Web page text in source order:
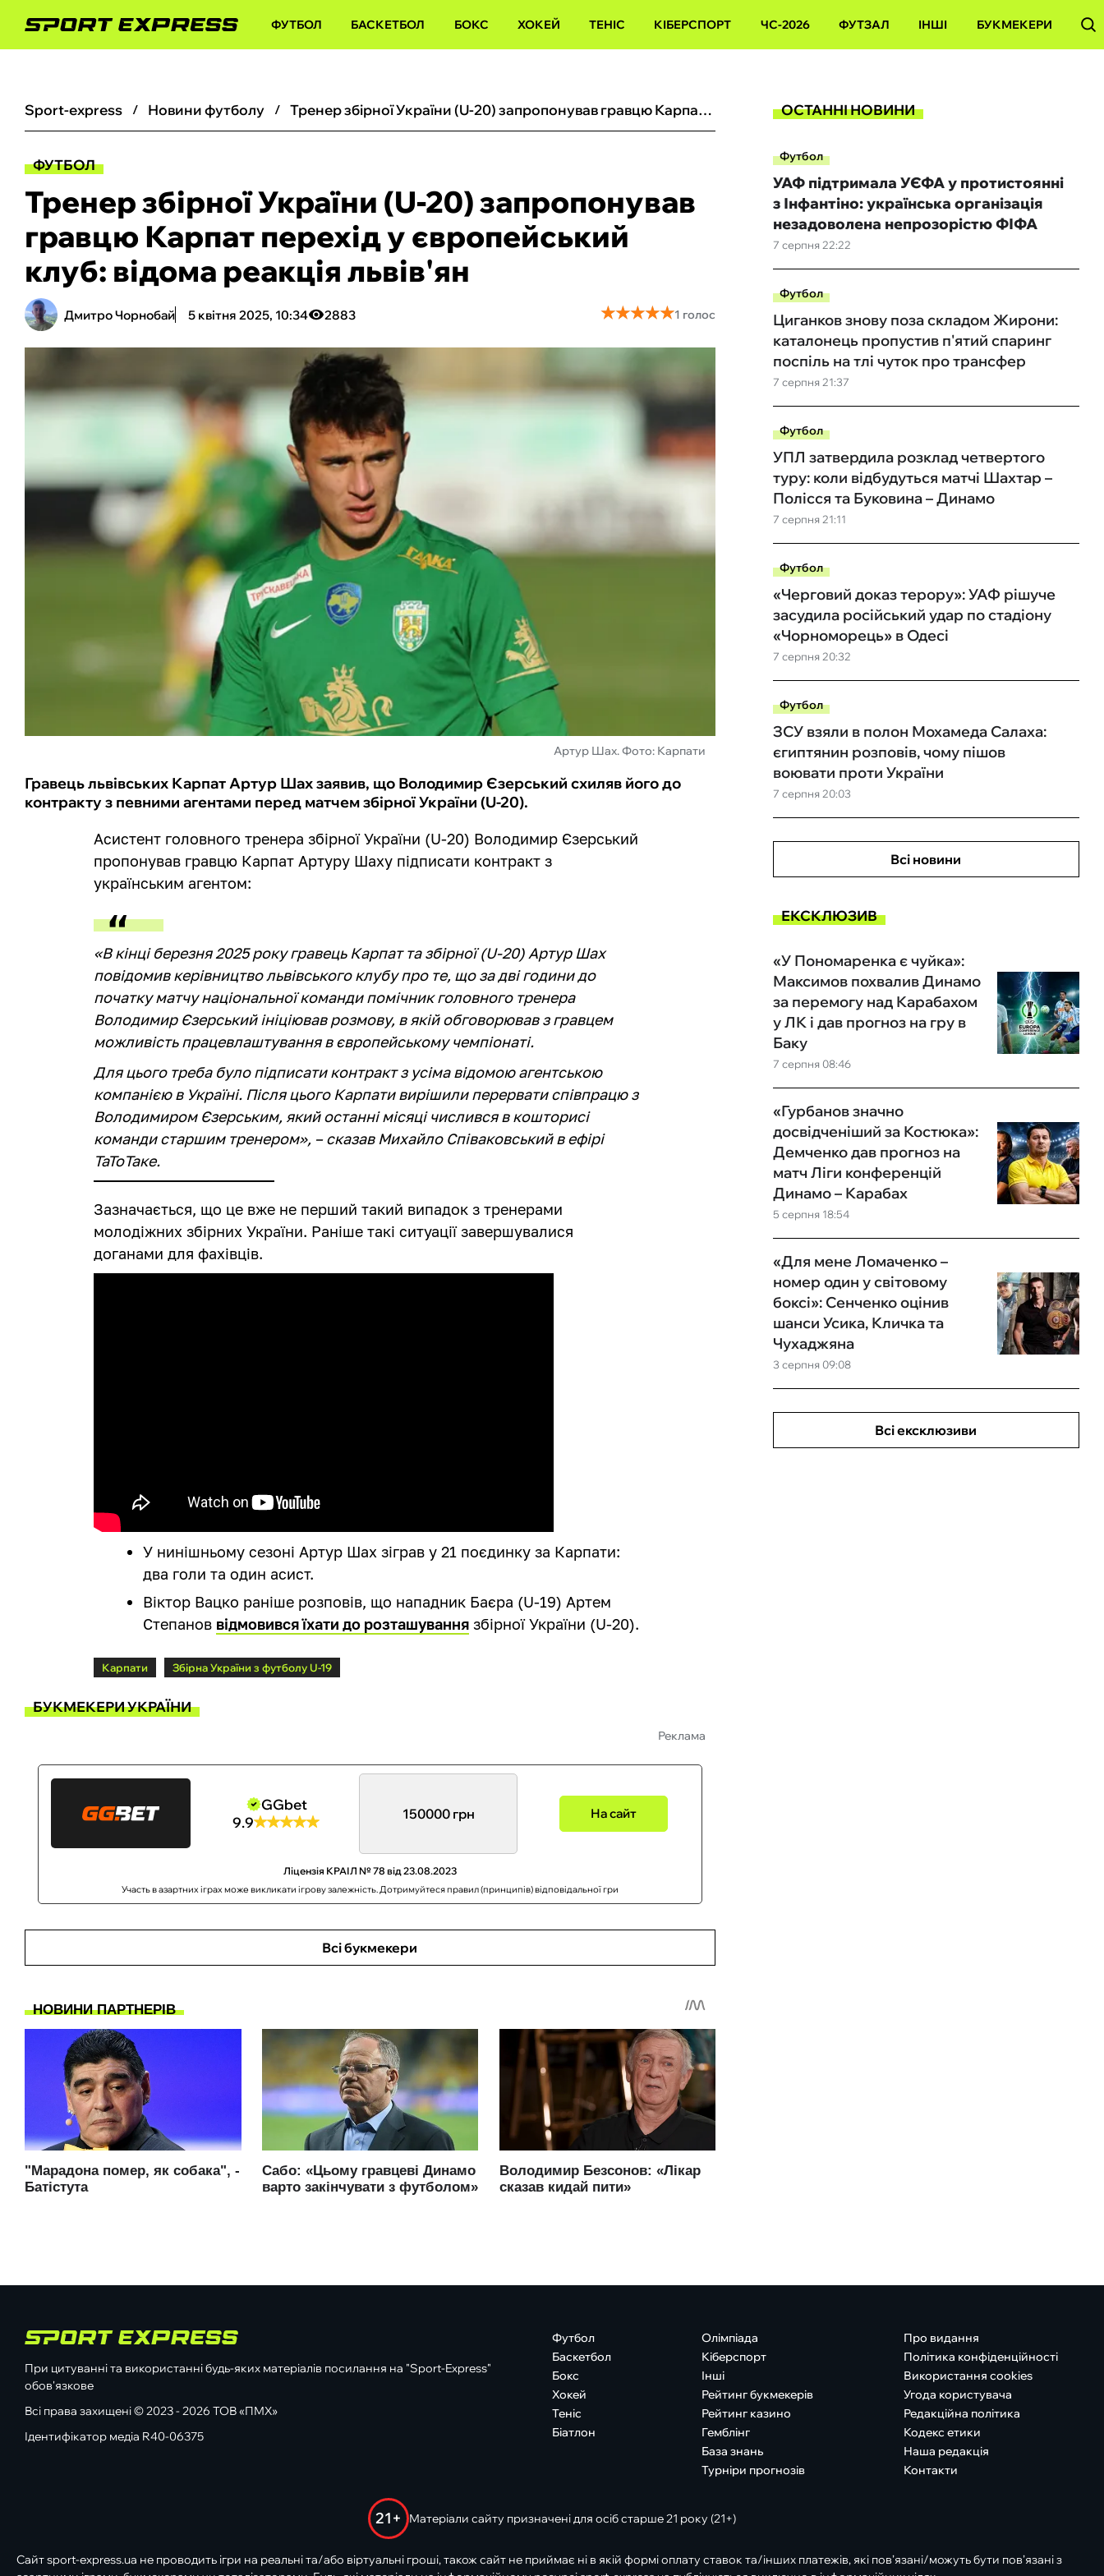
ФУТБОЛ БАСКЕТБОЛ БОКС ХОКЕЙ ТЕНІС КІБЕРСПОРТ ЧС-2026 ФУТЗАЛ ІНШІ БУКМЕКЕРИ
sport-express новини футболу Тренер збірної України (U-20) запропонував гравцю Карпат перехід у європейський клуб: відома реакція львів'ян
ФУТБОЛ
Тренер збірної України (U-20) запропонував
гравцю Карпат перехід у європейський
клуб: відома реакція львів'ян
Дмитро Чорнобай 5 квітня 2025, 10:34 2883 ★★★★★
★★★★★1 голос
Артур Шах. Фото: Карпати
Гравець львівських Карпат Артур Шах заявив, що Володимир Єзерський схиляв його до
контракту з певними агентами перед матчем збірної України (U-20).
Асистент головного тренера збірної України (U-20) Володимир Єзерський
пропонував гравцю Карпат Артуру Шаху підписати контракт з
українським агентом:
«В кінці березня 2025 року гравець Карпат та збірної (U-20) Артур Шах
повідомив керівництво львівського клубу про те, що за дві години до
початку матчу національної команди помічник головного тренера
Володимир Єзерський ініціював розмову, в якій обговорював з гравцем
можливість працевлаштування в європейському чемпіонаті.
Для цього треба було підписати контракт з усіма відомою агентською
компанією в Україні. Після цього Карпати вирішили перервати співпрацю з
Володимиром Єзерським, який останні місяці числився в кошторисі
команди старшим тренером», – сказав Михайло Співаковський в ефірі
ТаТоТаке.
Зазначається, що це вже не перший такий випадок з тренерами
молодіжних збірних України. Раніше такі ситуації завершувалися
доганами для фахівців.
У нинішньому сезоні Артур Шах зіграв у 21 поєдинку за Карпати:
два голи та один асист.
Віктор Вацко раніше розповів, що нападник Баєра (U-19) Артем
Степанов відмовився їхати до розташування збірної України (U-20).
Карпати Збірна України з футболу U-19
БУКМЕКЕРИ УКРАЇНИ
Реклама
GGbet
9.9
150000 грн На сайт
Ліцензія КРАІЛ № 78 від 23.08.2023
Участь в азартних іграх може викликати ігрову залежність. Дотримуйтеся правил (принципів) відповідальної гри
Всі букмекери
ОСТАННІ НОВИНИ
Футбол
7 серпня 22:22
УАФ підтримала УЄФА у протистоянні
з Інфантіно: українська організація
незадоволена непрозорістю ФІФА
Футбол
7 серпня 21:37
Циганков знову поза складом Жирони:
каталонець пропустив п'ятий спаринг
поспіль на тлі чуток про трансфер
Футбол
7 серпня 21:11
УПЛ затвердила розклад четвертого
туру: коли відбудуться матчі Шахтар –
Полісся та Буковина – Динамо
Футбол
7 серпня 20:32
«Черговий доказ терору»: УАФ рішуче
засудила російський удар по стадіону
«Чорноморець» в Одесі
Футбол
7 серпня 20:03
ЗСУ взяли в полон Мохамеда Салаха:
єгиптянин розповів, чому пішов
воювати проти України
Всі новини
ЕКСКЛЮЗИВ
7 серпня 08:46
«У Пономаренка є чуйка»:
Максимов похвалив Динамо
за перемогу над Карабахом
у ЛК і дав прогноз на гру в
Баку
5 серпня 18:54
«Гурбанов значно
досвідченіший за Костюка»:
Демченко дав прогноз на
матч Ліги конференцій
Динамо – Карабах
3 серпня 09:08
«Для мене Ломаченко –
номер один у світовому
боксі»: Сенченко оцінив
шанси Усика, Кличка та
Чухаджяна
Всі ексклюзиви
При цитуванні та використанні будь-яких матеріалів посилання на "Sport-Express"
обов'язкове
Всі права захищені © 2023 - 2026 ТОВ «ПМХ»
Ідентифікатор медіа R40-06375
Футбол
Баскетбол
Бокс
Хокей
Теніс
Біатлон
Олімпіада
Кіберспорт
Інші
Рейтинг букмекерів
Рейтинг казино
Гемблінг
База знань
Турніри прогнозів
Про видання
Політика конфіденційності
Використання cookies
Угода користувача
Редакційна політика
Кодекс етики
Наша редакція
Контакти
21+ Матеріали сайту призначені для осіб старше 21 року (21+)
Сайт sport-express.ua не проводить ігри на реальні та/або віртуальні гроші, також сайт не приймає ні в якій формі оплату ставок та/інших платежів, які пов’язані/можуть бути пов’язані з